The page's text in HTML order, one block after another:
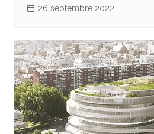
26 septembre 2022